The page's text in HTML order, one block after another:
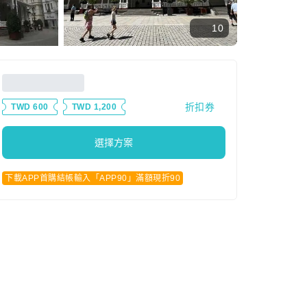
10
TWD 600 TWD 1,200 折扣券
選擇方案
下載APP首購結帳輸入「APP90」滿額現折90